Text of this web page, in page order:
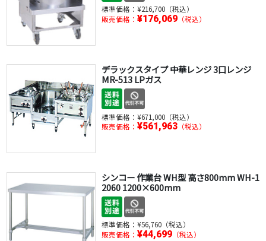
標準価格： ¥216,700（税込）
販売価格： ¥176,069（税込）
デラックスタイプ 中華レンジ 3口レンジ
MR-513 LPガス
標準価格： ¥671,000（税込）
販売価格： ¥561,963（税込）
シンコー 作業台 WH型 高さ800mm WH-1
2060 1200×600mm
標準価格： ¥56,760（税込）
販売価格： ¥44,699（税込）